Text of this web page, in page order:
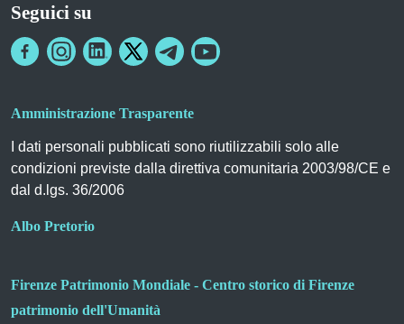
Seguici su
Amministrazione Trasparente
I dati personali pubblicati sono riutilizzabili solo alle
condizioni previste dalla direttiva comunitaria 2003/98/CE e
dal d.lgs. 36/2006
Albo Pretorio
Firenze Patrimonio Mondiale - Centro storico di Firenze
patrimonio dell'Umanità